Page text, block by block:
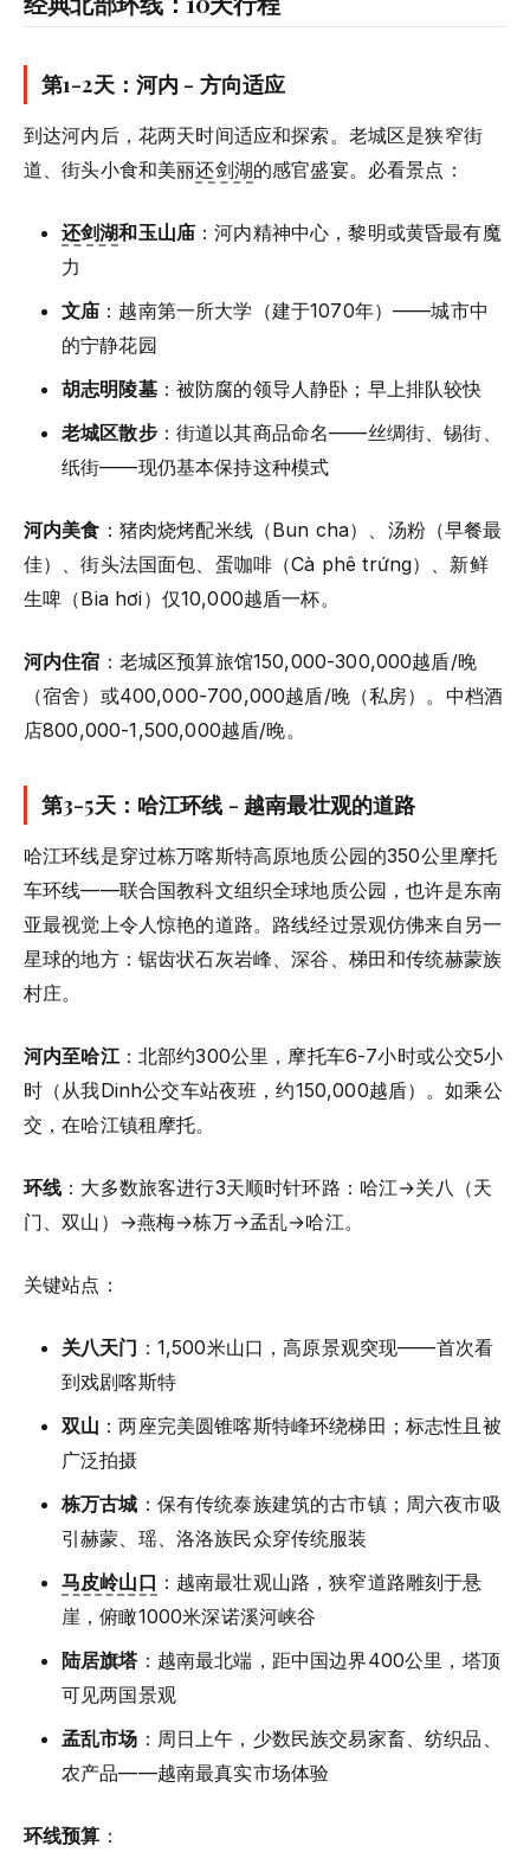
第1-2天：河内 - 方向适应
到达河内后，花两天时间适应和探索。老城区是狭窄街
道、街头小食和美丽还剑湖的感官盛宴。必看景点：
还剑湖和玉山庙 ：河内精神中心，黎明或黄昏最有魔
力
文庙 ：越南第一所大学（建于1070年）——城市中
的宁静花园
胡志明陵墓：被防腐的领导人静卧；早上排队较快
老城区散步：街道以其商品命名——丝绸街、锡街、
纸街——现仍基本保持这种模式
河内美食 ：猪肉烧烤配米线（Bun cha）、汤粉（早餐最
佳）、街头法国面包、蛋咖啡（Cà phê trứng）、新鲜
生啤（Bia hơi）仅10,000越盾一杯。
河内住宿 ：老城区预算旅馆150,000-300,000越盾/晚
（宿舍）或400,000-700,000越盾/晚（私房）。中档酒
店800,000-1,500,000越盾/晚。
第3-5天：哈江环线 - 越南最壮观的道路
哈江环线是穿过栋万喀斯特高原地质公园的350公里摩托
车环线——联合国教科文组织全球地质公园，也许是东南
亚最视觉上令人惊艳的道路。路线经过景观仿佛来自另一
星球的地方：锯齿状石灰岩峰、深谷、梯田和传统赫蒙族
村庄。
河内至哈江：北部约300公里，摩托车6-7小时或公交5小
时（从我Dinh公交车站夜班，约150,000越盾）。如乘公
交，在哈江镇租摩托。
环线 ：大多数旅客进行3天顺时针环路：哈江→关八（天
门、双山）→燕梅→栋万→孟乱→哈江。
关键站点：
关八天门 ：1,500米山口，高原景观突现——首次看
到戏剧喀斯特
双山 ：两座完美圆锥喀斯特峰环绕梯田；标志性且被
广泛拍摄
栋万古城 ：保有传统泰族建筑的古市镇；周六夜市吸
引赫蒙、瑶、洛洛族民众穿传统服装
马皮岭山口 ：越南最壮观山路，狭窄道路雕刻于悬
崖，俯瞰1000米深诺溪河峡谷
陆居旗塔：越南最北端，距中国边界400公里，塔顶
可见两国景观
孟乱市场 ：周日上午，少数民族交易家畜、纺织品、
农产品——越南最真实市场体验
环线预算 ：